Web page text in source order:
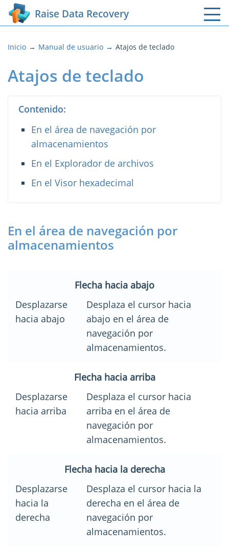
Raise Data Recovery
Inicio Manual de usuario Atajos de teclado
Atajos de teclado
Contenido:
En el área de navegación por
almacenamientos
En el Explorador de archivos
En el Visor hexadecimal
En el área de navegación por
almacenamientos
Flecha hacia abajo
Desplazarse
hacia abajo
Desplaza el cursor hacia
abajo en el área de
navegación por
almacenamientos.
Flecha hacia arriba
Desplazarse
hacia arriba
Desplaza el cursor hacia
arriba en el área de
navegación por
almacenamientos.
Flecha hacia la derecha
Desplazarse
hacia la
derecha
Desplaza el cursor hacia la
derecha en el área de
navegación por
almacenamientos.